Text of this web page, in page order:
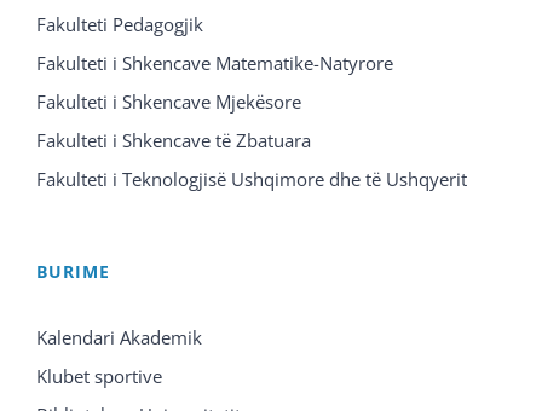
Fakulteti Pedagogjik
Fakulteti i Shkencave Matematike-Natyrore
Fakulteti i Shkencave Mjekësore
Fakulteti i Shkencave të Zbatuara
Fakulteti i Teknologjisë Ushqimore dhe të Ushqyerit
BURIME
Kalendari Akademik
Klubet sportive